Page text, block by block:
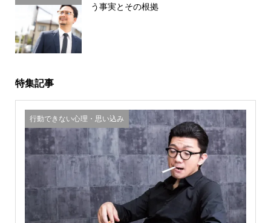
う事実とその根拠
特集記事
行動できない心理・思い込み